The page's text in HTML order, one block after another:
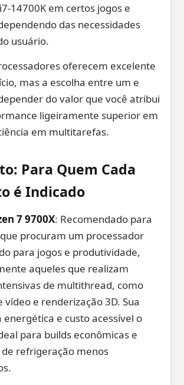
14700K em certos jogos e
das necessidades
usuário.
oferecem excelente
mas a escolha entre um e
do valor que você atribui
ligeiramente superior em
em multitarefas.
Para Quem Cada
é Indicado
7 9700X: Recomendado para
procuram um processador
para jogos e produtividade,
aqueles que realizam
de multithread, como
vídeo e renderização 3D. Sua
energética e custo acessível o
para builds econômicas e
refrigeração menos